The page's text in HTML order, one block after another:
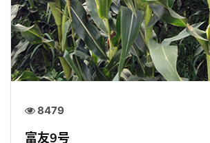
8479
富友9号